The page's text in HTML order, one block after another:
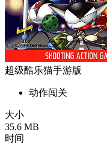
超级酷乐猫手游版
动作闯关
大小
35.6 MB
时间